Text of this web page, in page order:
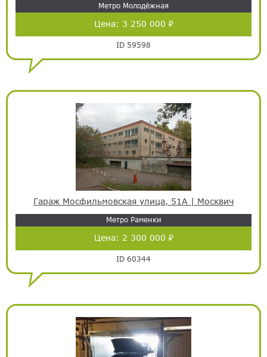
Метро Молодёжная
Цена: 3 250 000 ₽
ID 59598
Гараж Мосфильмовская улица, 51А | Москвич
Метро Раменки
Цена: 2 300 000 ₽
ID 60344